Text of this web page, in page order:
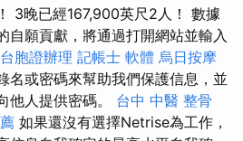
3晚已經167,900英尺2人！ 數據
自願貢獻，將通過打開網站並輸入
台胞證辦理 記帳士 軟體 烏日按摩
名或密碼來幫助我們保護信息，並
他人提供密碼。 台中 中醫 整骨
如果還沒有選擇Netrise為工作，